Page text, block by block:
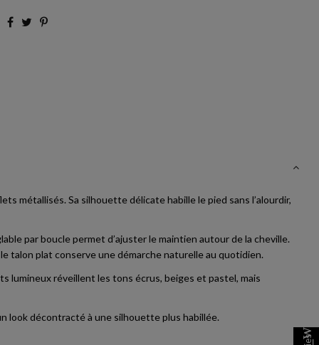
métallisés. Sa silhouette délicate habille le pied sans l’alourdir,
par boucle permet d’ajuster le maintien autour de la cheville.
talon plat conserve une démarche naturelle au quotidien.
lumineux réveillent les tons écrus, beiges et pastel, mais
look décontracté à une silhouette plus habillée.